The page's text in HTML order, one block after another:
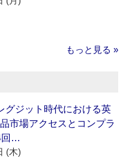
もっと見る »
グジット時代における英
市場アクセスとコンプラ
回…
(木)